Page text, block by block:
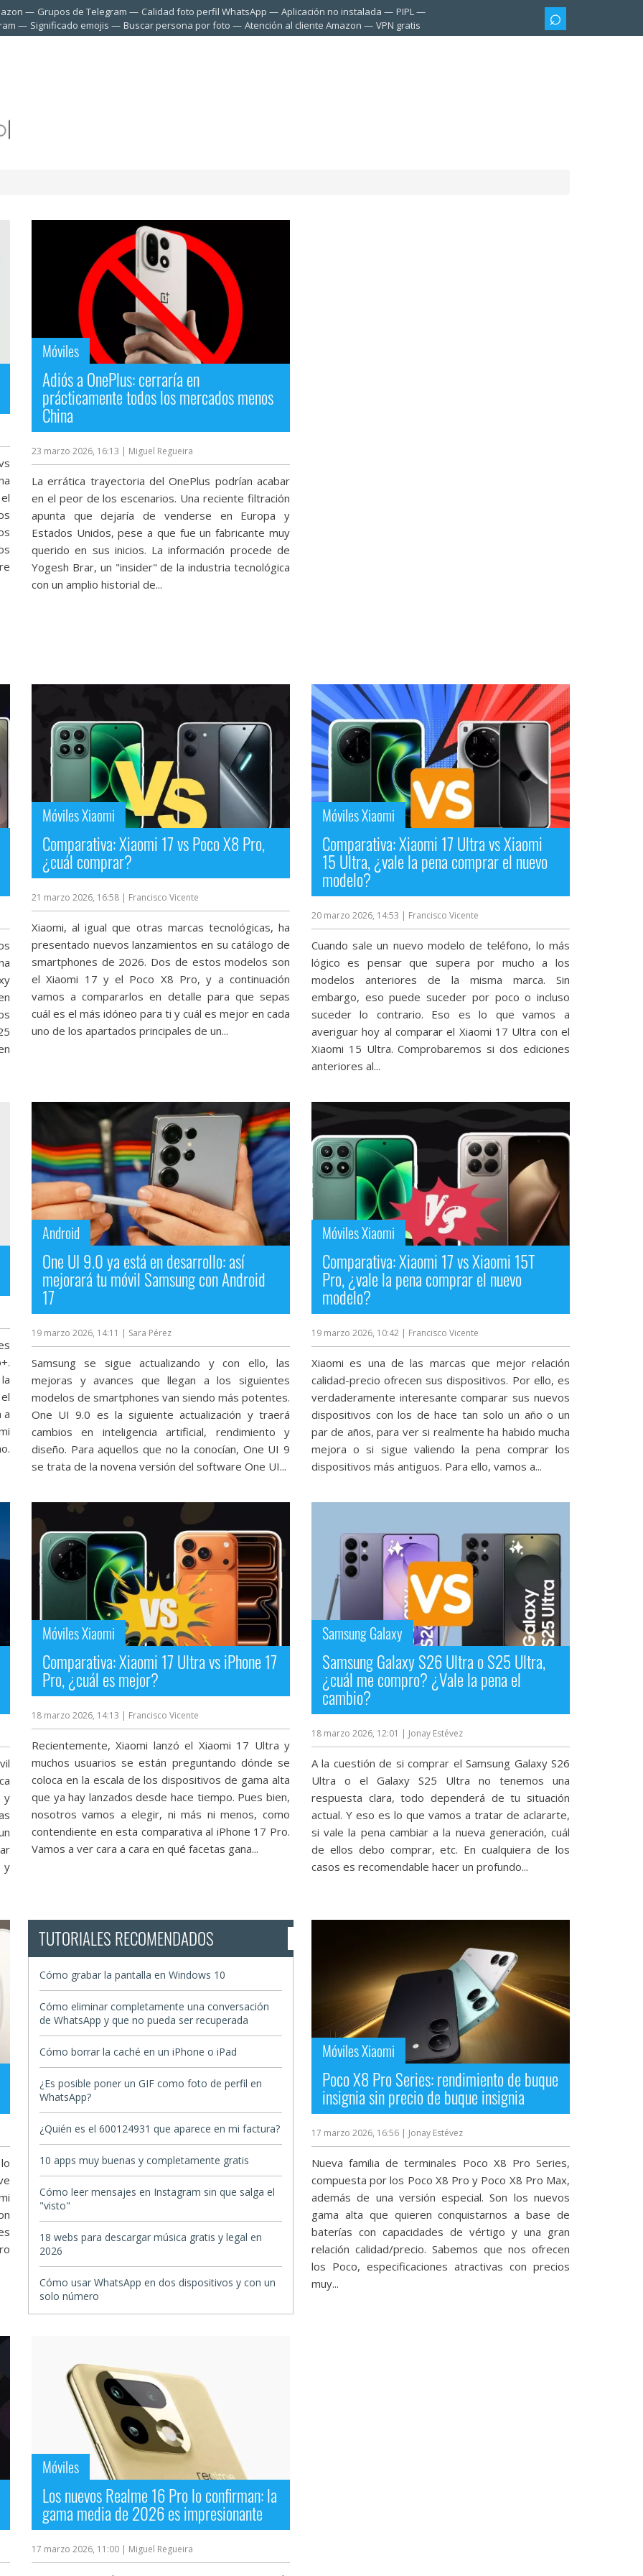
Grupos de Telegram Calidad foto perfil WhatsApp Aplicación no instalada
PIPL
Significado emojis Buscar persona por foto Atención al cliente Amazon VPN gratis
Móviles
Adiós a OnePlus: cerraría en
prácticamente todos los mercados menos
China
23 marzo 2026, 16:13 | Miguel Regueira
La errática trayectoria del OnePlus podrían acabar
en el peor de los escenarios. Una reciente filtración
apunta que dejaría de venderse en Europa y
Estados Unidos, pese a que fue un fabricante muy
querido en sus inicios. La información procede de
Yogesh Brar, un "insider" de la industria tecnológica
con un amplio historial de...
Móviles Xiaomi
Comparativa: Xiaomi 17 vs Poco X8 Pro,
¿cuál comprar?
21 marzo 2026, 16:58 | Francisco Vicente
Xiaomi, al igual que otras marcas tecnológicas, ha
presentado nuevos lanzamientos en su catálogo de
smartphones de 2026. Dos de estos modelos son
el Xiaomi 17‎ y el Poco X8 Pro, y a continuación
vamos a compararlos en detalle para que sepas
cuál es el más idóneo para ti y cuál es mejor en cada
uno de los apartados principales de un...
Móviles Xiaomi
Comparativa: Xiaomi 17 Ultra vs Xiaomi
15 Ultra, ¿vale la pena comprar el nuevo
modelo?
20 marzo 2026, 14:53 | Francisco Vicente
Cuando sale un nuevo modelo de teléfono, lo más
lógico es pensar que supera por mucho a los
modelos anteriores de la misma marca. Sin
embargo, eso puede suceder por poco o incluso
suceder lo contrario. Eso es lo que vamos a
averiguar hoy al comparar el Xiaomi 17 Ultra‎ con el
Xiaomi 15 Ultra‎. Comprobaremos si dos ediciones
anteriores al...
a
Android
One UI 9.0 ya está en desarrollo: así
mejorará tu móvil Samsung con Android
17
19 marzo 2026, 14:11 | Sara Pérez
Samsung se sigue actualizando y con ello, las
mejoras y avances que llegan a los siguientes
modelos de smartphones van siendo más potentes.
One UI 9.0 es la siguiente actualización y traerá
cambios en inteligencia artificial, rendimiento y
diseño. Para aquellos que no la conocían, One UI 9
se trata de la novena versión del software One UI...
Móviles Xiaomi
Comparativa: Xiaomi 17 vs Xiaomi 15T
Pro, ¿vale la pena comprar el nuevo
modelo?
19 marzo 2026, 10:42 | Francisco Vicente
Xiaomi es una de las marcas que mejor relación
calidad-precio ofrecen sus dispositivos. Por ello, es
verdaderamente interesante comparar sus nuevos
dispositivos con los de hace tan solo un año o un
par de años, para ver si realmente ha habido mucha
mejora o si sigue valiendo la pena comprar los
dispositivos más antiguos. Para ello, vamos a...
y
y
Móviles Xiaomi
Comparativa: Xiaomi 17 Ultra vs iPhone 17
Pro, ¿cuál es mejor?
18 marzo 2026, 14:13 | Francisco Vicente
Recientemente, Xiaomi lanzó el Xiaomi 17 Ultra y
muchos usuarios se están preguntando dónde se
coloca en la escala de los dispositivos de gama alta
que ya hay lanzados desde hace tiempo. Pues bien,
nosotros vamos a elegir, ni más ni menos, como
contendiente en esta comparativa al iPhone 17 Pro‎.
Vamos a ver cara a cara en qué facetas gana...
Samsung Galaxy
Samsung Galaxy S26 Ultra o S25 Ultra,
¿cuál me compro? ¿Vale la pena el
cambio?
18 marzo 2026, 12:01 | Jonay Estévez
A la cuestión de si comprar el Samsung Galaxy S26
Ultra o el Galaxy S25 Ultra no tenemos una
respuesta clara, todo dependerá de tu situación
actual. Y eso es lo que vamos a tratar de aclararte,
si vale la pena cambiar a la nueva generación, cuál
de ellos debo comprar, etc. En cualquiera de los
casos es recomendable hacer un profundo...
TUTORIALES RECOMENDADOS
Cómo grabar la pantalla en Windows 10
Cómo eliminar completamente una conversación
de WhatsApp y que no pueda ser recuperada
Cómo borrar la caché en un iPhone o iPad
¿Es posible poner un GIF como foto de perfil en
WhatsApp?
¿Quién es el 600124931 que aparece en mi factura?
10 apps muy buenas y completamente gratis
Cómo leer mensajes en Instagram sin que salga el
"visto"
18 webs para descargar música gratis y legal en
2026
Cómo usar WhatsApp en dos dispositivos y con un
solo número
Móviles Xiaomi
Poco X8 Pro Series: rendimiento de buque
insignia sin precio de buque insignia
17 marzo 2026, 16:56 | Jonay Estévez
Nueva familia de terminales Poco X8 Pro Series,
compuesta por los Poco X8 Pro y Poco X8 Pro Max,
además de una versión especial. Son los nuevos
gama alta que quieren conquistarnos a base de
baterías con capacidades de vértigo y una gran
relación calidad/precio. Sabemos que nos ofrecen
los Poco, especificaciones atractivas con precios
muy...
Móviles
Los nuevos Realme 16 Pro lo confirman: la
gama media de 2026 es impresionante
17 marzo 2026, 11:00 | Miguel Regueira